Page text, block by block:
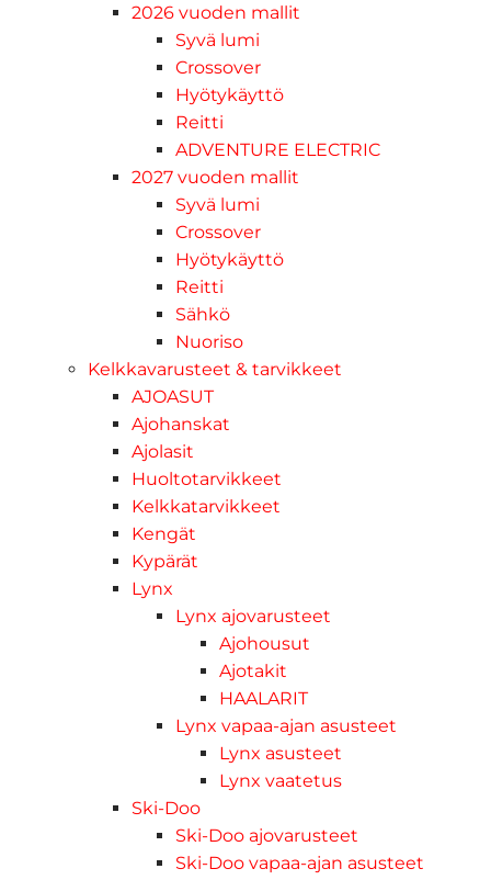
2026 vuoden mallit
Syvä lumi
Crossover
Hyötykäyttö
Reitti
ADVENTURE ELECTRIC
2027 vuoden mallit
Syvä lumi
Crossover
Hyötykäyttö
Reitti
Sähkö
Nuoriso
Kelkkavarusteet & tarvikkeet
AJOASUT
Ajohanskat
Ajolasit
Huoltotarvikkeet
Kelkkatarvikkeet
Kengät
Kypärät
Lynx
Lynx ajovarusteet
Ajohousut
Ajotakit
HAALARIT
Lynx vapaa-ajan asusteet
Lynx asusteet
Lynx vaatetus
Ski-Doo
Ski-Doo ajovarusteet
Ski-Doo vapaa-ajan asusteet